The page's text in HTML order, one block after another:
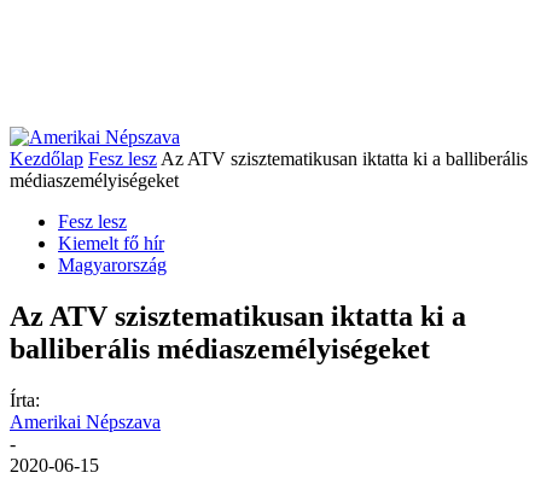
Kezdőlap Fesz lesz Az ATV szisztematikusan iktatta ki a balliberális
médiaszemélyiségeket
Fesz lesz
Kiemelt fő hír
Magyarország
Az ATV szisztematikusan iktatta ki a
balliberális médiaszemélyiségeket
Írta:
Amerikai Népszava
-
2020-06-15